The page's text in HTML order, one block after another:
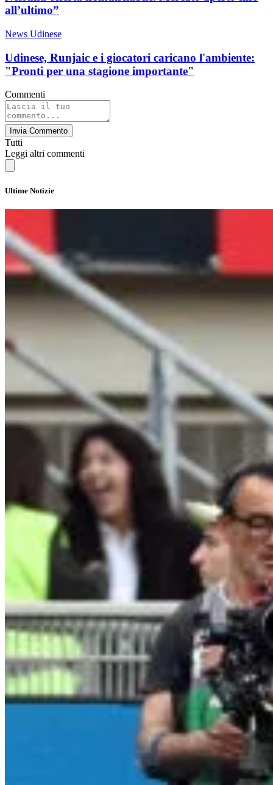
all’ultimo”
News Udinese
Udinese, Runjaic e i giocatori caricano l'ambiente:
"Pronti per una stagione importante"
Commenti
Invia Commento
Tutti
Leggi altri commenti
Ultime Notizie